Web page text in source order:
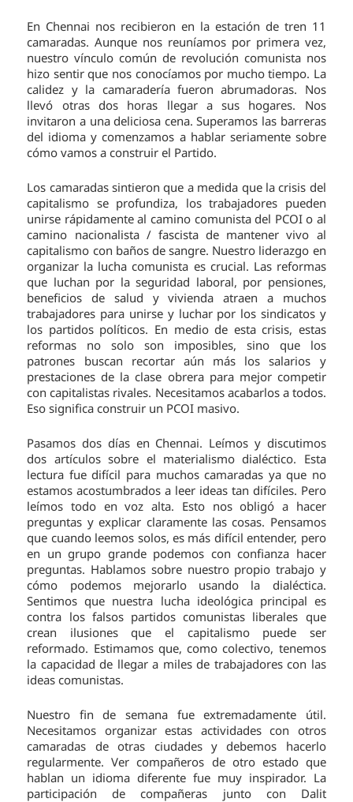
En Chennai nos recibieron en la estación de tren 11
camaradas. Aunque nos reuníamos por primera vez,
nuestro vínculo común de revolución comunista nos
hizo sentir que nos conocíamos por mucho tiempo. La
calidez y la camaradería fueron abrumadoras. Nos
llevó otras dos horas llegar a sus hogares. Nos
invitaron a una deliciosa cena. Superamos las barreras
del idioma y comenzamos a hablar seriamente sobre
cómo vamos a construir el Partido.
Los camaradas sintieron que a medida que la crisis del
capitalismo se profundiza, los trabajadores pueden
unirse rápidamente al camino comunista del PCOI o al
camino nacionalista / fascista de mantener vivo al
capitalismo con baños de sangre. Nuestro liderazgo en
organizar la lucha comunista es crucial. Las reformas
que luchan por la seguridad laboral, por pensiones,
beneficios de salud y vivienda atraen a muchos
trabajadores para unirse y luchar por los sindicatos y
los partidos políticos. En medio de esta crisis, estas
reformas no solo son imposibles, sino que los
patrones buscan recortar aún más los salarios y
prestaciones de la clase obrera para mejor competir
con capitalistas rivales. Necesitamos acabarlos a todos.
Eso significa construir un PCOI masivo.
Pasamos dos días en Chennai. Leímos y discutimos
dos artículos sobre el materialismo dialéctico. Esta
lectura fue difícil para muchos camaradas ya que no
estamos acostumbrados a leer ideas tan difíciles. Pero
leímos todo en voz alta. Esto nos obligó a hacer
preguntas y explicar claramente las cosas. Pensamos
que cuando leemos solos, es más difícil entender, pero
en un grupo grande podemos con confianza hacer
preguntas. Hablamos sobre nuestro propio trabajo y
cómo podemos mejorarlo usando la dialéctica.
Sentimos que nuestra lucha ideológica principal es
contra los falsos partidos comunistas liberales que
crean ilusiones que el capitalismo puede ser
reformado. Estimamos que, como colectivo, tenemos
la capacidad de llegar a miles de trabajadores con las
ideas comunistas.
Nuestro fin de semana fue extremadamente útil.
Necesitamos organizar estas actividades con otros
camaradas de otras ciudades y debemos hacerlo
regularmente. Ver compañeros de otro estado que
hablan un idioma diferente fue muy inspirador. La
participación de compañeras junto con Dalit